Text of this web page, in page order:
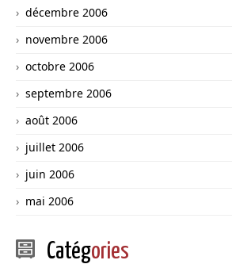
décembre 2006
novembre 2006
octobre 2006
septembre 2006
août 2006
juillet 2006
juin 2006
mai 2006
Catégories